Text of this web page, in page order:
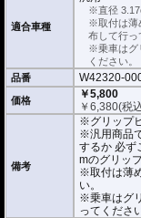
乗車はグリップ内部が乾
こちらの商品は汎用商品
ZX4R/Rで取付確認を行
取付可否についてはお客
ださい。
直径 : 3.17cmから3.68cm
素材 : ネオプトン
厚さ : 3.8mm
適合車種
※直径
※取付は薄
布して行っ
※乗車はグ
ください。
品番
W42320-
価格
￥5,800
￥6,380(税
備考
※グリップ
※汎用商品
するか 必ず
mのグリッ
※取付は薄
い。
※乗車はグ
ってくださ